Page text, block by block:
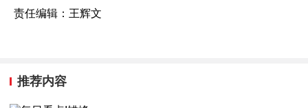
责任编辑：王辉文
推荐内容